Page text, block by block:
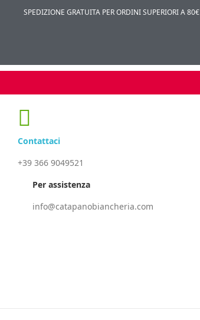
SPEDIZIONE GRATUITA PER ORDINI SUPERIORI A 80€
Contattaci
+39 366 9049521
Per assistenza
info@catapanobiancheria.com